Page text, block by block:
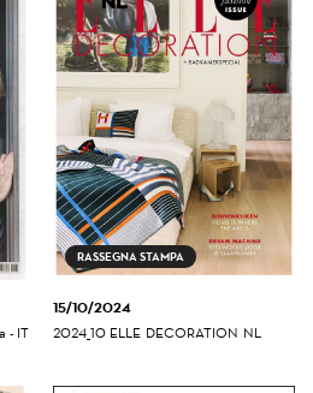
- IT
RASSEGNA STAMPA
15/10/2024
2024_10 ELLE DECORATION NL